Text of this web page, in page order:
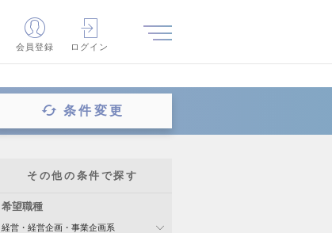
会員登録 ログイン
条件変更
その他の条件で探す
希望職種
経営・経営企画・事業企画系